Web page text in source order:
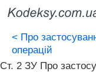
< Про
операцій
Ст. 2 ЗУ Про